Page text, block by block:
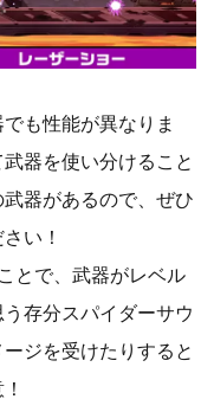
も性能が異なりま
器を使い分けること
器があるので、ぜひ
い！
とで、武器がレベル
存分スパイダーサウ
ジを受けたりすると